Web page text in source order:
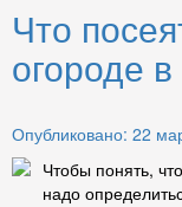
Что
огороде в
Опубликовано: 22
Чтобы понять,
надо